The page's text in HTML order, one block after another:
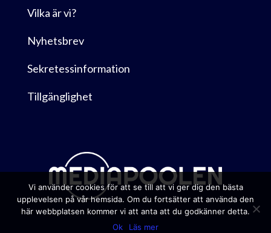
Vilka är vi?
Nyhetsbrev
Sekretessinformation
Tillgänglighet
Vi använder cookies för att se till att vi ger dig den bästa
upplevelsen på vår hemsida. Om du fortsätter att använda den
här webbplatsen kommer vi att anta att du godkänner detta.
Ok
Läs mer